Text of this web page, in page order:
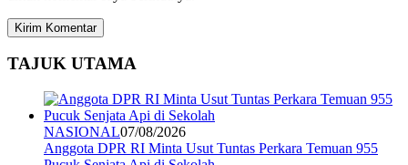
TAJUK UTAMA
NASIONAL07/08/2026
Anggota DPR RI Minta Usut Tuntas Perkara Temuan 955